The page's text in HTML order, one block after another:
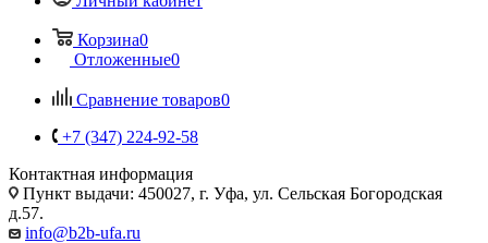
Корзина0
Отложенные0
Сравнение товаров0
+7 (347) 224-92-58
Контактная информация
Пункт выдачи: 450027, г. Уфа, ул. Сельская Богородская
д.57.
info@b2b-ufa.ru